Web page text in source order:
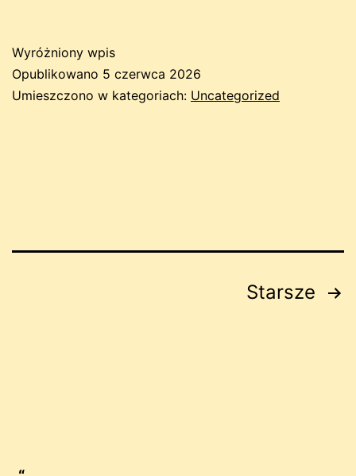
Wyróżniony wpis
Opublikowano 5 czerwca 2026
Umieszczono w kategoriach: Uncategorized
Starsze